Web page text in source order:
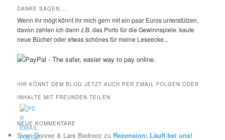
DANKE SAGEN….
Wenn ihr mögt könnt ihr mich gern mit ein paar Euros unterstützen,
davon zahlen ich dann z.B. das Porto für die Gewinnspiele. kaufe
neue Bücher oder etwas schönes für meine Leseecke...
IHR KÖNNT DEM BLOG JETZT AUCH PER EMAIL FOLGEN ODER
INHALTE MIT FREUNDEN TEILEN
NEUE KOMMENTARE
Sven Donner & Lars Bednorz zu Rezension: Läuft bei uns!